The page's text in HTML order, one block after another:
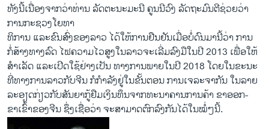
ທັງນີ້ເນື່ອງຈາກວ່າທ່ານ ລັດຕະນະມະນີ ຄູນນີວົງ ລັດຖະມົນຕີຊ່ວຍວ່າ
ການກະຊວງໂຍທາ
ທິການ ແລະຂົນສົ່ງຂອງລາວ ໄດ້ໃຫ້ການຢືນຢັນເມື່ອບໍ່ດົນມານີ້ວ່າ ການ
ກໍ່ສ້າງທາງລົດ ໄຟຄວາມໄວສູງໃນລາວຈະເລີ່ມລົງມືໃນປີ 2013 ເພື່ອໃຫ້
ສໍາເລັດ ແລະເປີດໃຊ້ຢ່າງເປັນ ທາງການພາຍໃນປີ 2018 ໂດຍໃນຂະນະ
ທີ່ທາງການລາວກັບຈີນ ກໍກໍາລັງຢູ່ໃນຂັ້ນຕອນ ການເຈລະຈາກັນ ໃນລາຍ
ລະອຽດກ່ຽວກັບສັນຍາກູ້ຢືມເງິນທຶນຈາກທະນາຄານການຄ້າ ຂາອອກ-
ຂາເຂົ້າຂອງຈີນ ຊຶ່ງເຊື່ອວ່າ ຈະສາມາດຕົກລົງກັນໄດ້ໃນໝໍ່ໆນີ້.